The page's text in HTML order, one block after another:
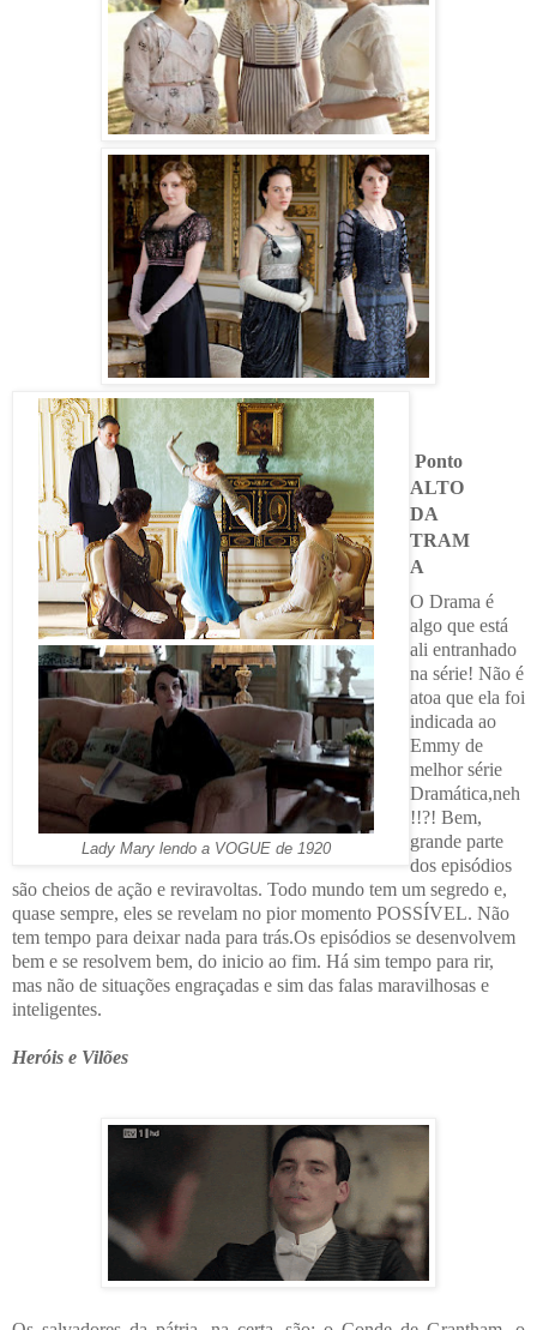
Lady Mary lendo a VOGUE de 1920
Ponto
ALTO
DA
TRAM
A
O Drama é
algo que está
ali entranhado
na série! Não é
atoa que ela foi
indicada ao
Emmy de
melhor série
Dramática,neh
!!?! Bem,
grande parte
dos episódios
são cheios de ação e reviravoltas. Todo mundo tem um segredo e,
quase sempre, eles se revelam no pior momento POSSÍVEL. Não
tem tempo para deixar nada para trás.Os episódios se desenvolvem
bem e se resolvem bem, do inicio ao fim. Há sim tempo para rir,
mas não de situações engraçadas e sim das falas maravilhosas e
inteligentes.
Heróis e Vilões